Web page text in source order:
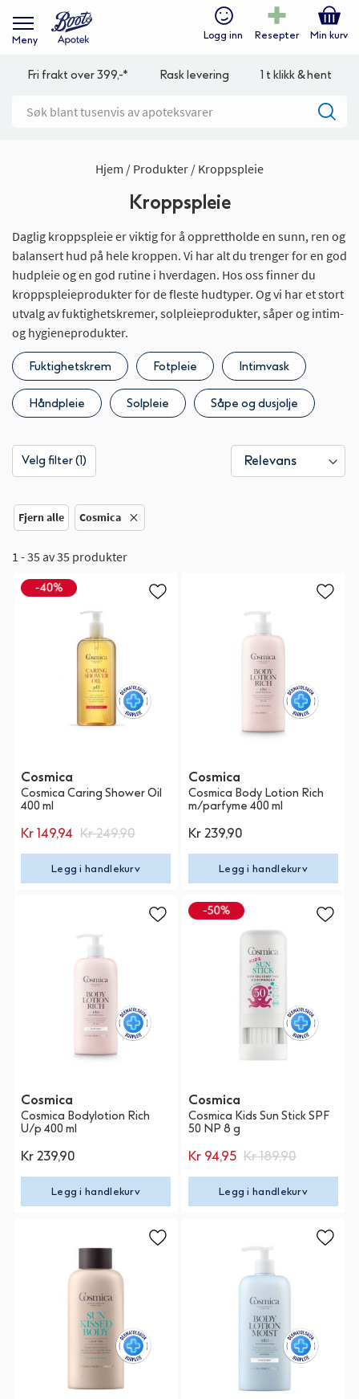
Meny Logg inn Resepter Min kurv
Fri frakt over 399,-* Rask levering 1 t klikk & hent
Hjem Produkter Kroppspleie
Kroppspleie
Daglig kroppspleie er viktig for å opprettholde en sunn, ren og
balansert hud på hele kroppen. Vi har alt du trenger for en god
hudpleie og en god rutine i hverdagen. Hos oss finner du
kroppspleieprodukter for de fleste hudtyper. Og vi har et stort
utvalg av fuktighetskremer, solpleieprodukter, såper og intim-
og hygieneprodukter.
Fuktighetskrem Fotpleie Intimvask
Håndpleie Solpleie Såpe og dusjolje
Velg filter (1)
Fjern alle Cosmica
1 - 35 av 35 produkter
Cosmica
Cosmica Caring Shower Oil
400 ml
Kr 149,94 Kr 249,90
Legg i handlekurv
Cosmica
Cosmica Body Lotion Rich
m/parfyme 400 ml
Kr 239,90
Legg i handlekurv
Cosmica
Cosmica Bodylotion Rich
U/p 400 ml
Kr 239,90
Legg i handlekurv
Cosmica
Cosmica Kids Sun Stick SPF
50 NP 8 g
Kr 94,95 Kr 189,90
Legg i handlekurv